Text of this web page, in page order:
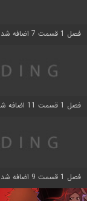
فصل 1 قسمت 7 اضافه شد
فصل 1 قسمت 11 اضافه شد
فصل 1 قسمت 9 اضافه شد